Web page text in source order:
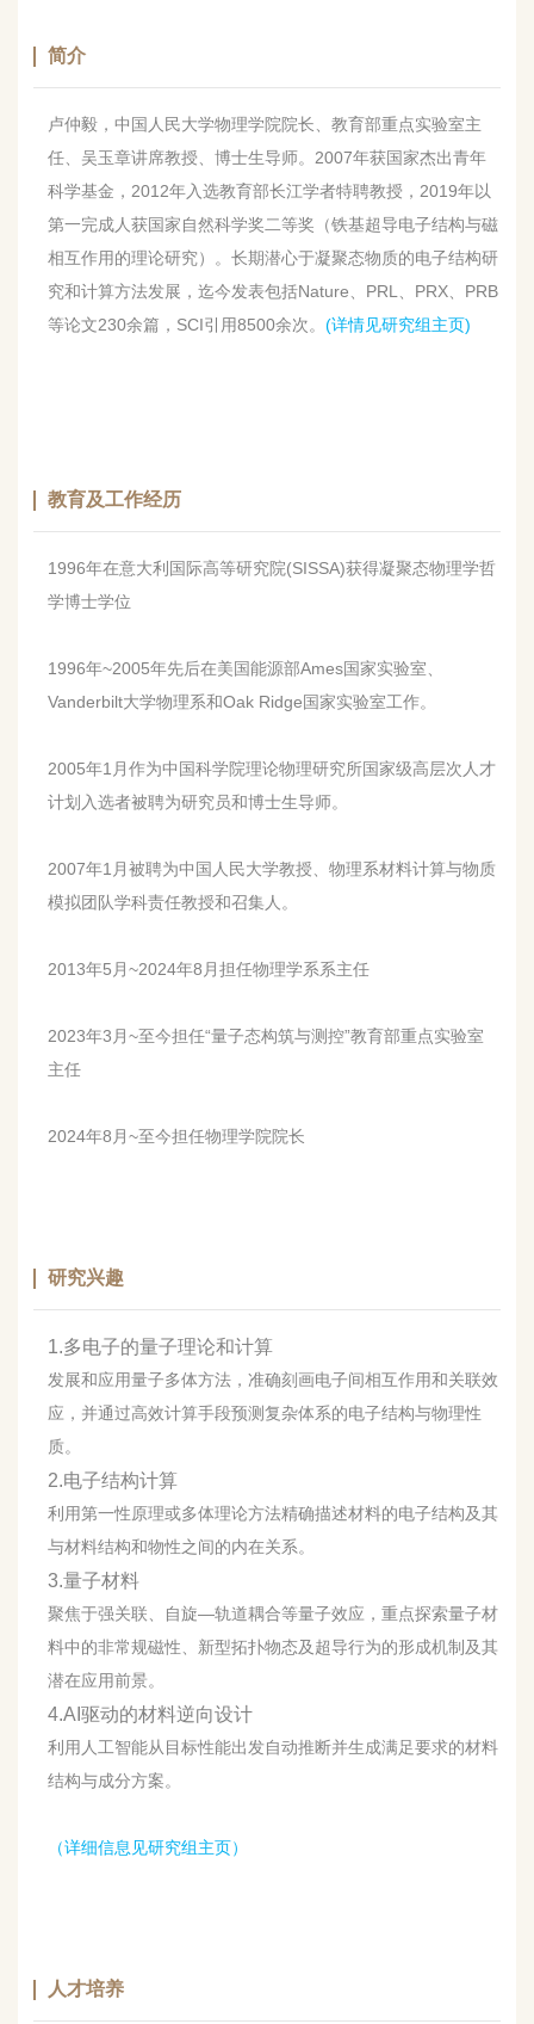
简介
卢仲毅，中国人民大学物理学院院长、教育部重点实验室主
任、吴玉章讲席教授、博士生导师。2007年获国家杰出青年
科学基金，2012年入选教育部长江学者特聘教授，2019年以
第一完成人获国家自然科学奖二等奖（铁基超导电子结构与磁
相互作用的理论研究）。长期潜心于凝聚态物质的电子结构研
究和计算方法发展，迄今发表包括Nature、PRL、PRX、PRB
等论文230余篇，SCI引用8500余次。(详情见研究组主页)
教育及工作经历
1996年在意大利国际高等研究院(SISSA)获得凝聚态物理学哲
学博士学位
1996年~2005年先后在美国能源部Ames国家实验室、
Vanderbilt大学物理系和Oak Ridge国家实验室工作。
2005年1月作为中国科学院理论物理研究所国家级高层次人才
计划入选者被聘为研究员和博士生导师。
2007年1月被聘为中国人民大学教授、物理系材料计算与物质
模拟团队学科责任教授和召集人。
2013年5月~2024年8月担任物理学系系主任
2023年3月~至今担任“量子态构筑与测控”教育部重点实验室
主任
2024年8月~至今担任物理学院院长
研究兴趣
1.多电子的量子理论和计算
发展和应用量子多体方法，准确刻画电子间相互作用和关联效
应，并通过高效计算手段预测复杂体系的电子结构与物理性
质。
2.电子结构计算
利用第一性原理或多体理论方法精确描述材料的电子结构及其
与材料结构和物性之间的内在关系。
3.量子材料
聚焦于强关联、自旋—轨道耦合等量子效应，重点探索量子材
料中的非常规磁性、新型拓扑物态及超导行为的形成机制及其
潜在应用前景。
4.AI驱动的材料逆向设计
利用人工智能从目标性能出发自动推断并生成满足要求的材料
结构与成分方案。
（详细信息见研究组主页）
人才培养